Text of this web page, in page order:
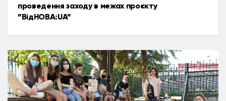
проведення заходу в межах проєкту
”ВідНОВА:UA”